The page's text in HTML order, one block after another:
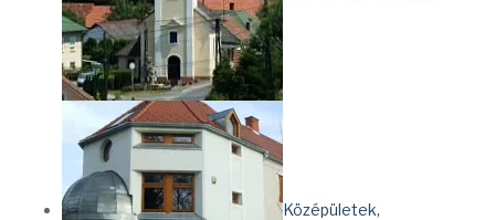
Középületek,